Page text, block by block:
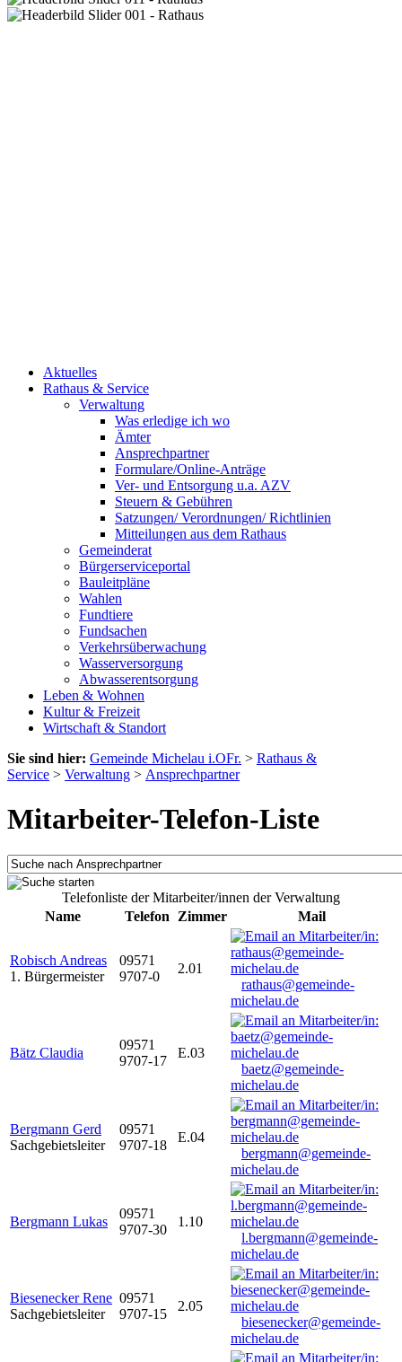
Aktuelles
Rathaus & Service
Verwaltung
Was erledige ich wo
Ämter
Ansprechpartner
Formulare/Online-Anträge
Ver- und Entsorgung u.a. AZV
Steuern & Gebühren
Satzungen/ Verordnungen/ Richtlinien
Mitteilungen aus dem Rathaus
Gemeinderat
Bürgerserviceportal
Bauleitpläne
Wahlen
Fundtiere
Fundsachen
Verkehrsüberwachung
Wasserversorgung
Abwasserentsorgung
Leben & Wohnen
Kultur & Freizeit
Wirtschaft & Standort
Sie sind hier: Gemeinde Michelau i.OFr. > Rathaus &
Service > Verwaltung > Ansprechpartner
Mitarbeiter-Telefon-Liste
Telefonliste der Mitarbeiter/innen der Verwaltung
Name
Telefon Zimmer Mail
Robisch Andreas
1. Bürgermeister
09571
9707-0
2.01
rathaus@gemeinde-
michelau.de
Bätz Claudia
09571
9707-17
E.03
baetz@gemeinde-
michelau.de
Bergmann Gerd
Sachgebietsleiter
09571
9707-18
E.04
bergmann@gemeinde-
michelau.de
Bergmann Lukas
09571
9707-30
1.10
l.bergmann@gemeinde-
michelau.de
Biesenecker Rene
Sachgebietsleiter
09571
9707-15
2.05
biesenecker@gemeinde-
michelau.de